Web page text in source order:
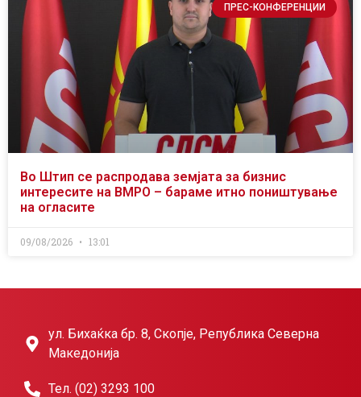
ПРЕС-КОНФЕРЕНЦИИ
Во Штип се распродава земјата за бизнис
интересите на ВМРО – бараме итно поништување
на огласите
09/08/2026 13:01
ул. Бихаќка бр. 8, Скопје, Република Северна
Македонија
Тел. (02) 3293 100